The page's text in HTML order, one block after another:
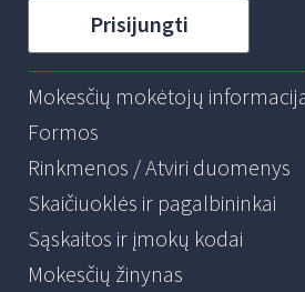
Prisijungti
Mokesčių mokėtojų
Formos
Rinkmenos / Atviri duomenys
Skaičiuoklės ir pagalbininkai
Sąskaitos ir įmokų kodai
Mokesčių žinynas